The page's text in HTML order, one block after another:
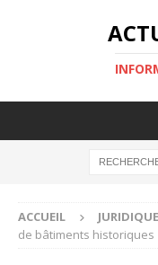
ACCUEIL JURIDIQUE
de bâtiments historiques